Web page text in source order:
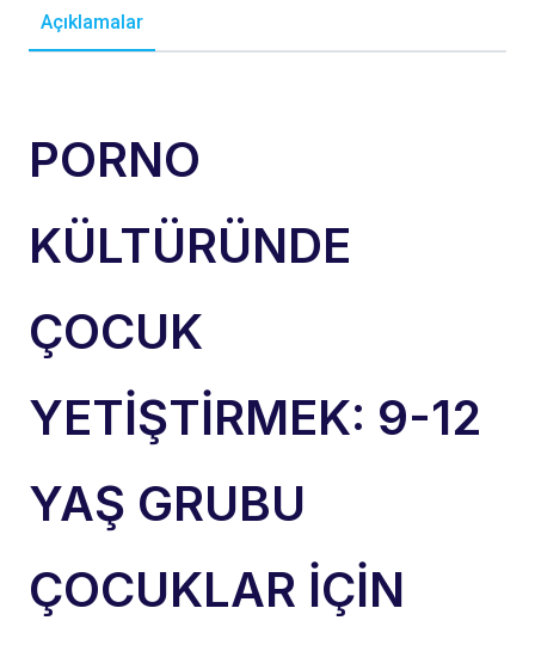
Açıklamalar
PORNO
KÜLTÜRÜNDE
ÇOCUK
YETİŞTİRMEK: 9-12
YAŞ GRUBU
ÇOCUKLAR İÇİN